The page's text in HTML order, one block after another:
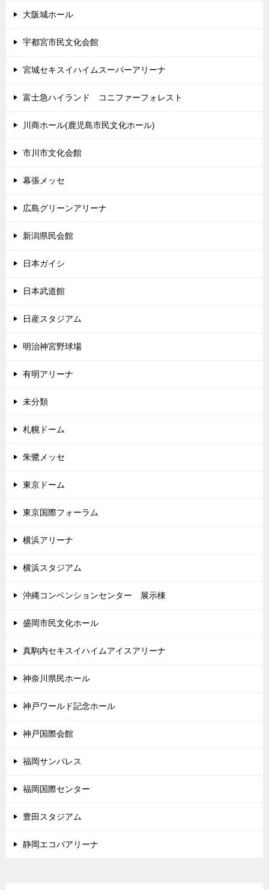
大阪城ホール
宇都宮市民文化会館
宮城セキスイハイムスーパーアリーナ
富士急ハイランド コニファーフォレスト
川商ホール(鹿児島市民文化ホール)
市川市文化会館
幕張メッセ
広島グリーンアリーナ
新潟県民会館
日本ガイシ
日本武道館
日産スタジアム
明治神宮野球場
有明アリーナ
未分類
札幌ドーム
朱鷺メッセ
東京ドーム
東京国際フォーラム
横浜アリーナ
横浜スタジアム
沖縄コンベンションセンター 展示棟
盛岡市民文化ホール
真駒内セキスイハイムアイスアリーナ
神奈川県民ホール
神戸ワールド記念ホール
神戸国際会館
福岡サンパレス
福岡国際センター
豊田スタジアム
静岡エコパアリーナ